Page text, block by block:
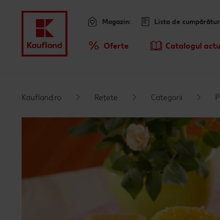
Meniu Oferte Catalogul
Magazin: Lista de
Kaufland.ro Rețete Categorii